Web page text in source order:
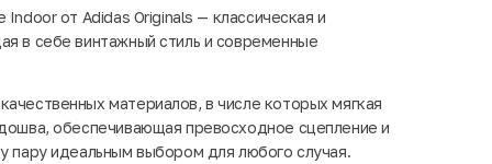
от Adidas Originals — классическая и
в себе винтажный стиль и современные
материалов, в числе которых мягкая
обеспечивающая превосходное сцепление и
пару идеальным выбором для любого случая.